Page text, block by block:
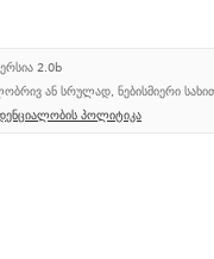
2.0b
ან სრულად, ნებისმიერი
პოლიტიკა